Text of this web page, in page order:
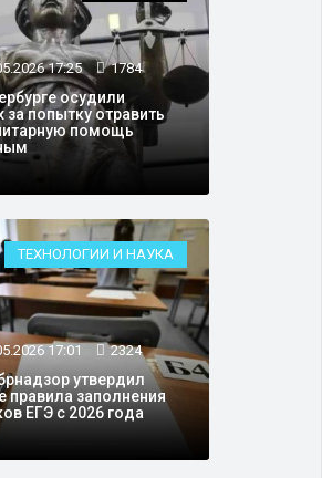
СПОРТ
17:25 1784
осудили
за попытку отравить
помощь
ТЕХНОЛОГИИ И НАУКА
17:01 2324
утвердил
правила заполнения
ЕГЭ с 2026 года